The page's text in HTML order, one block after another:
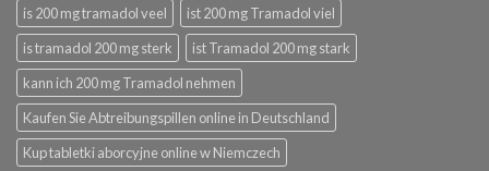
is 200 mg tramadol veel
ist 200 mg Tramadol viel
is tramadol 200 mg sterk
ist Tramadol 200 mg stark
kann ich 200 mg Tramadol nehmen
Kaufen Sie Abtreibungspillen online in Deutschland
Kup tabletki aborcyjne online w Niemczech